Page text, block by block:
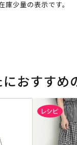
少量の表示です。
おすすめ